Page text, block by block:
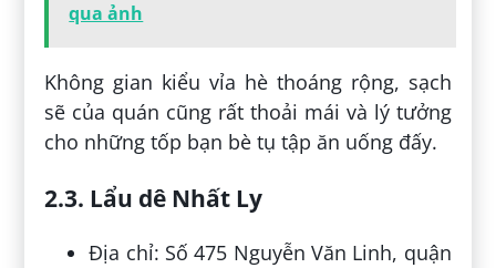
qua ảnh
Không gian kiểu vỉa hè thoáng rộng, sạch
sẽ của quán cũng rất thoải mái và lý tưởng
cho những tốp bạn bè tụ tập ăn uống đấy.
2.3. Lẩu dê Nhất Ly
Địa chỉ: Số 475 Nguyễn Văn Linh, quận